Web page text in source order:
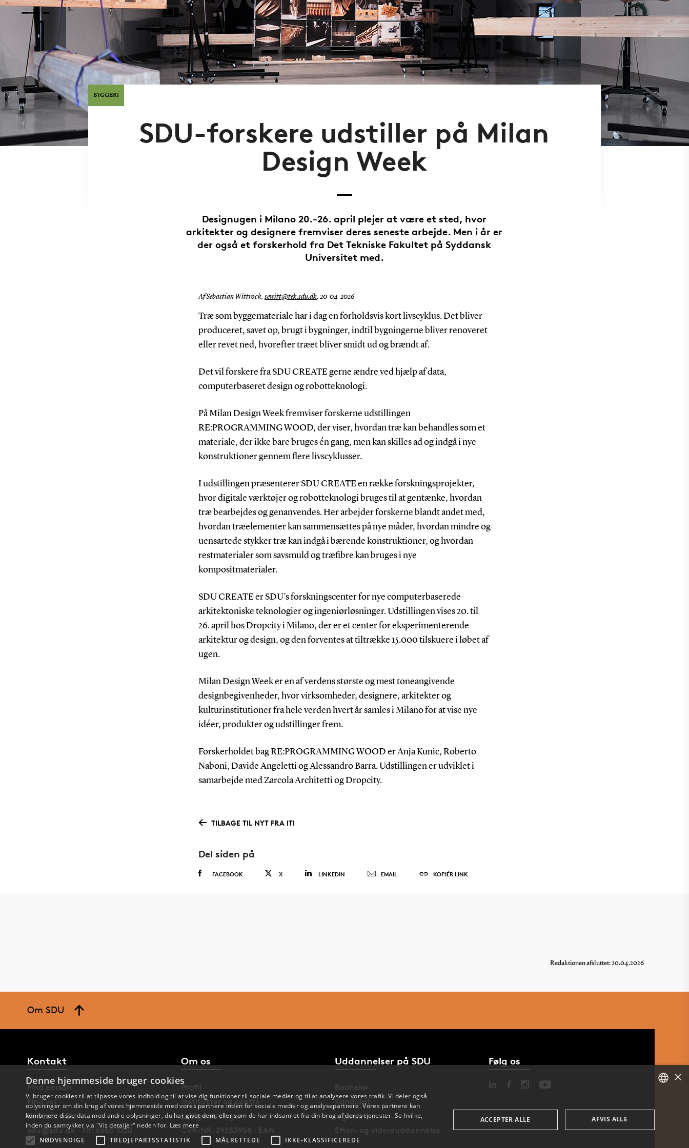
BYGGERI
SDU-forskere udstiller på Milan
Design Week
Designugen i Milano 20.-26. april plejer at være et sted, hvor
arkitekter og designere fremviser deres seneste arbejde. Men i år er
der også et forskerhold fra Det Tekniske Fakultet på Syddansk
Universitet med.
Af Sebastian Wittrock, sewitt@tek.sdu.dk, 20-04-2026
Træ som byggemateriale har i dag en forholdsvis kort livscyklus. Det bliver
produceret, savet op, brugt i bygninger, indtil bygningerne bliver renoveret
eller revet ned, hvorefter træet bliver smidt ud og brændt af.
Det vil forskere fra SDU CREATE gerne ændre ved hjælp af data,
computerbaseret design og robotteknologi.
På Milan Design Week fremviser forskerne udstillingen
RE:PROGRAMMING WOOD, der viser, hvordan træ kan behandles som et
materiale, der ikke bare bruges én gang, men kan skilles ad og indgå i nye
konstruktioner gennem flere livscyklusser.
I udstillingen præsenterer SDU CREATE en række forskningsprojekter,
hvor digitale værktøjer og robotteknologi bruges til at gentænke, hvordan
træ bearbejdes og genanvendes. Her arbejder forskerne blandt andet med,
hvordan træelementer kan sammensættes på nye måder, hvordan mindre og
uensartede stykker træ kan indgå i bærende konstruktioner, og hvordan
restmaterialer som savsmuld og træfibre kan bruges i nye
kompositmaterialer.
SDU CREATE er SDU’s forskningscenter for nye computerbaserede
arkitektoniske teknologier og ingeniørløsninger. Udstillingen vises 20. til
26. april hos Dropcity i Milano, der er et center for eksperimenterende
arkitektur og design, og den forventes at tiltrække 15.000 tilskuere i løbet af
ugen.
Milan Design Week er en af verdens største og mest toneangivende
designbegivenheder, hvor virksomheder, designere, arkitekter og
kulturinstitutioner fra hele verden hvert år samles i Milano for at vise nye
idéer, produkter og udstillinger frem.
Forskerholdet bag RE:PROGRAMMING WOOD er Anja Kunic, Roberto
Naboni, Davide Angeletti og Alessandro Barra. Udstillingen er udviklet i
samarbejde med Zarcola Architetti og Dropcity.
TILBAGE TIL NYT FRA ITI
Del siden på
FACEBOOK X LINKEDIN EMAIL KOPIÉR LINK
Redaktionen afsluttet: 20.04.2026
Om SDU
Kontakt
Find person
Find vej
Kontakt SDU
sdu@sdu.dk · Tlf: 6550 1000
Om os
Profil
Institutter og centre
Ledige stillinger
CVR-NR: 29283958 · EAN
Uddannelser på SDU
Bachelor
Kandidat
Ingeniør
Efter- og videreuddannelse
Følg os
ENGLISH
×
Denne hjemmeside bruger cookies
Vi bruger cookies til at tilpasse vores indhold og til at vise dig funktioner til sociale medier og til at analysere vores trafik. Vi deler også
oplysninger om din brug af vores hjemmeside med vores partnere inden for sociale medier og analysepartnere. Vores partnere kan
kombinere disse data med andre oplysninger, du har givet dem, eller som de har indsamlet fra din brug af deres tjenester. Se hvilke,
inden du samtykker via "Vis detaljer" neden for. Læs mere
NØDVENDIGE
TREDJEPARTSSTATISTIK MÅLRETTEDE IKKE-KLASSIFICEREDE
ACCEPTER ALLE AFVIS ALLE